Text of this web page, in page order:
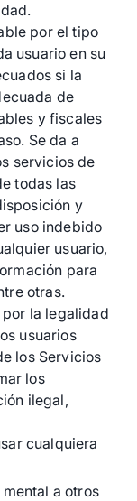
por el tipo
usuario en su
si la
de
y fiscales
Se da a
servicios de
todas las
y
uso indebido
usuario,
para
otras.
la legalidad
usuarios
los Servicios
los
ilegal,
cualquiera
a otros